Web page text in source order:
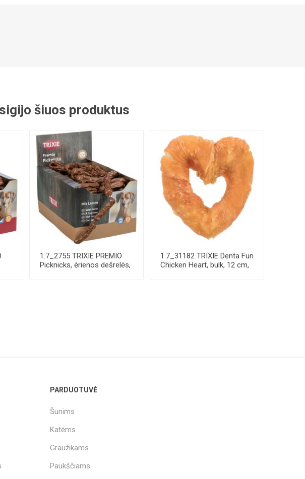
šiuos produktus
1.7_2755 TRIXIE PREMIO
Picknicks, ėrienos dešrelės,
1.7_31182 TRIXIE Denta Fun
Chicken Heart, bulk, 12 cm,
PARDUOTUVĖ
Šunims
Katėms
Graužikams
Paukščiams